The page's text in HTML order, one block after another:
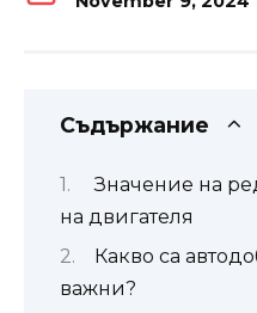
Съдържание
Значение на
на двигателя
Какво са
важни?